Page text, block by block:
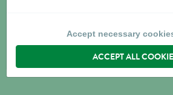
Accept necessary
ACCEPT ALL